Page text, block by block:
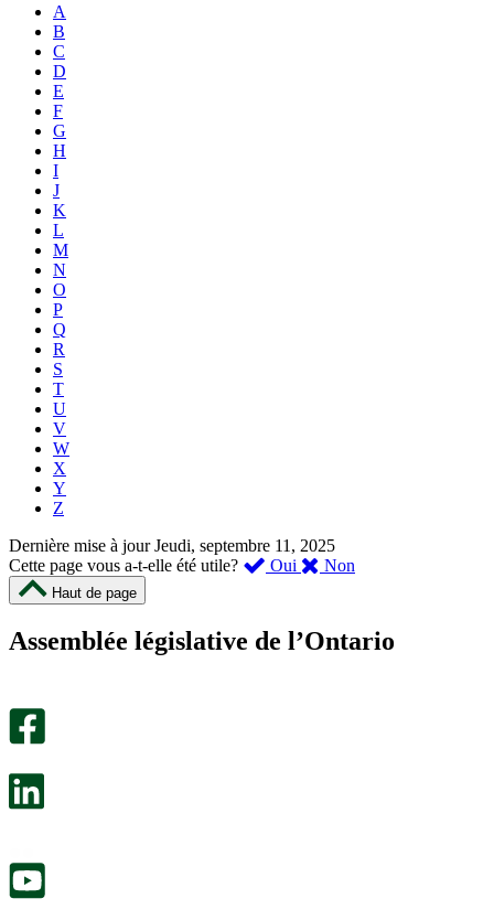
A
B
C
D
E
F
G
H
I
J
K
L
M
N
O
P
Q
R
S
T
U
V
W
X
Y
Z
Dernière mise à jourJeudi, septembre 11, 2025
Cette page vous a-t-elle été utile?
Oui ,
été
Non
m’a
Haut de page
Assemblée législative de l’Ontario